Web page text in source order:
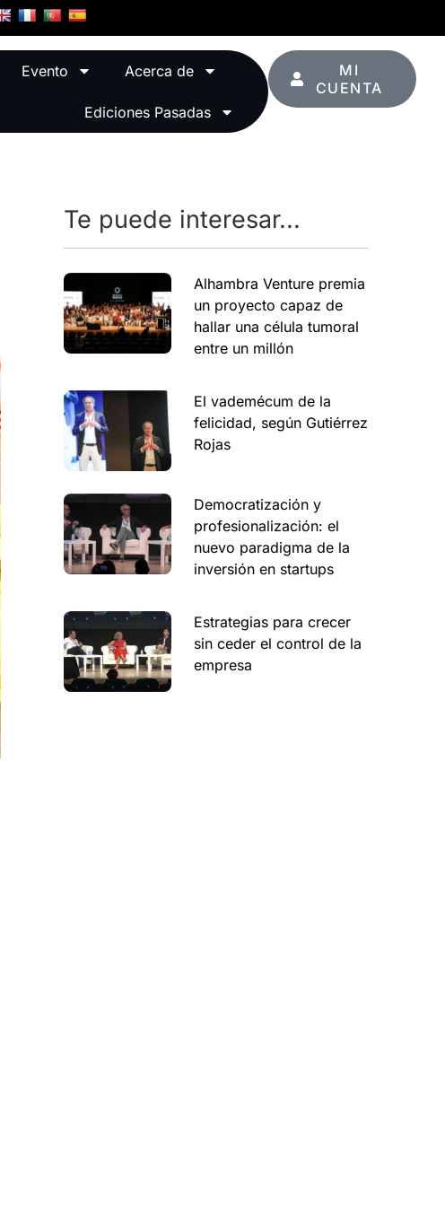
Evento Acerca de
Ediciones Pasadas
MI
CUENTA
Te puede interesar...
Alhambra Venture premia
un proyecto capaz de
hallar una célula tumoral
entre un millón
El vademécum de la
felicidad, según Gutiérrez
Rojas
Democratización y
profesionalización: el
nuevo paradigma de la
inversión en startups
Estrategias para crecer
sin ceder el control de la
empresa